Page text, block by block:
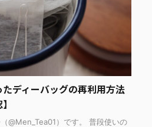
たディーバッグの再利用方法
@Men_Tea01）です。 普段使いの